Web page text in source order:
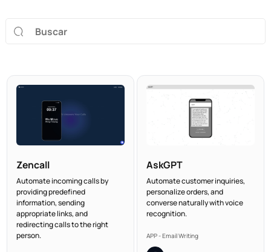
Zencall
Automate incoming calls by
providing predefined
information, sending
appropriate links, and
redirecting calls to the right
person.
AskGPT
Automate customer inquiries,
personalize orders, and
converse naturally with voice
recognition.
APP - Email Writing